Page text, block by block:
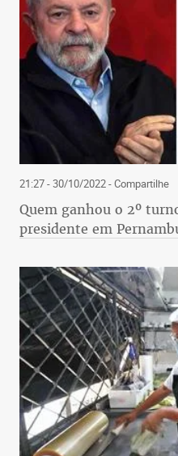
21:27 - 30/10/2022- Compartilhe
Quem ganhou o 2º
presidente em